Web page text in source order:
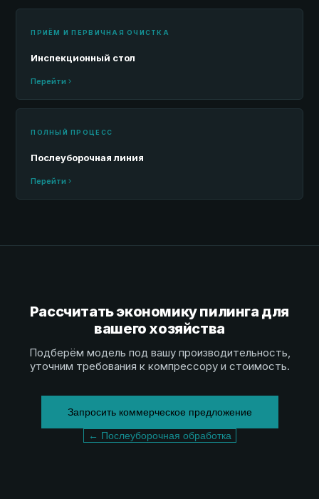
ПРИЁМ И ПЕРВИЧНАЯ ОЧИСТКА
Инспекционный стол
Перейти
ПОЛНЫЙ ПРОЦЕСС
Послеуборочная линия
Перейти
Рассчитать экономику пилинга для
вашего хозяйства
Подберём модель под вашу производительность,
уточним требования к компрессору и стоимость.
Запросить коммерческое предложение
← Послеуборочная обработка